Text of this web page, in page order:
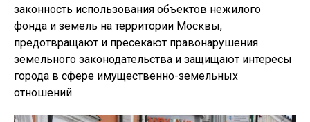
законность использования объектов нежилого
фонда и земель на территории Москвы,
предотвращают и пресекают правонарушения
земельного законодательства и защищают интересы
города в сфере имущественно-земельных
отношений.